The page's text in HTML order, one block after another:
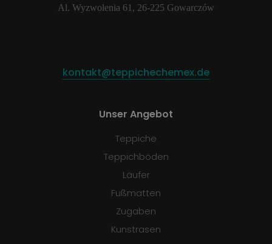
Al. Wyzwolenia 61, 26-225 Gowarczów
kontakt@teppichechemex.de
Unser Angebot
Teppiche
Teppichböden
Läufer
Fußmatten
Zugaben
Kunstrasen